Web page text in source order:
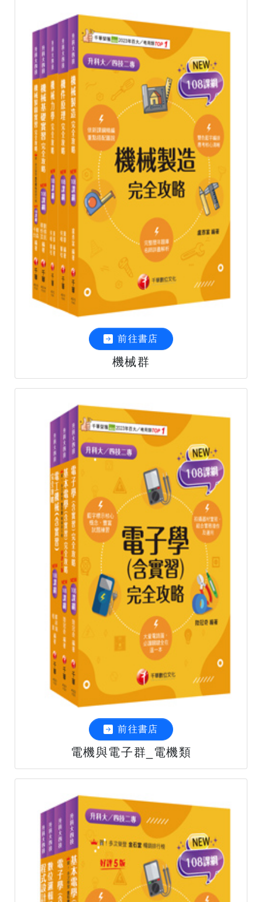
前往書店
機械群
前往書店
電機與電子群_電機類